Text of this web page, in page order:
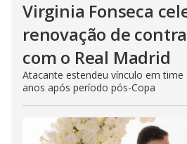
Virginia Fonseca
renovação de
com o Real Madrid
Atacante estendeu vínculo em time
anos após período pós-Copa